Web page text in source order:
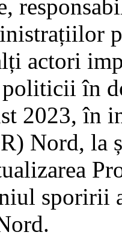
actori
politicii în
2023, în
Nord, la
sporirii